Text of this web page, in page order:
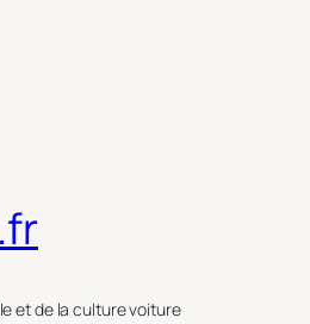
et de la culture voiture